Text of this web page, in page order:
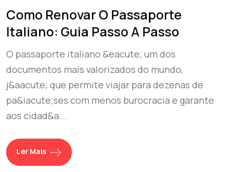
Como Renovar O Passaporte
Italiano: Guia Passo A Passo
O passaporte italiano &eacute; um dos
documentos mais valorizados do mundo,
j&aacute; que permite viajar para dezenas de
pa&iacute;ses com menos burocracia e garante
aos cidad&a...
Ler Mais